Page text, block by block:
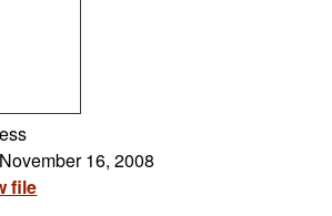
16, 2008
file